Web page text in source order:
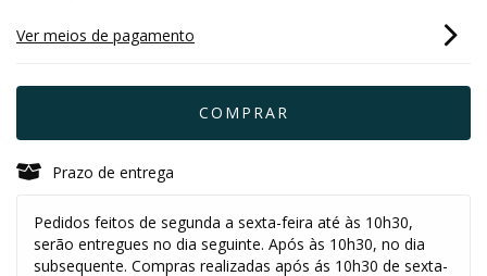
Ver meios de pagamento
Prazo de entrega
Pedidos feitos de segunda a sexta-feira até às 10h30,
serão entregues no dia seguinte. Após às 10h30, no dia
subsequente. Compras realizadas após ás 10h30 de sexta-